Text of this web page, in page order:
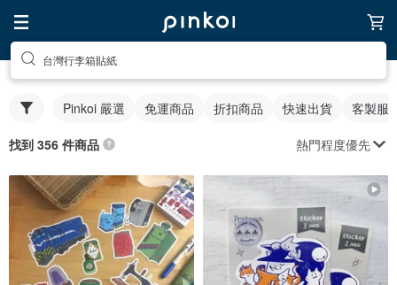
台灣行李箱貼紙
Pinkoi 嚴選 免運商品 折扣商品 快速出貨 客製服
找到 356 件商品 熱門程度優先